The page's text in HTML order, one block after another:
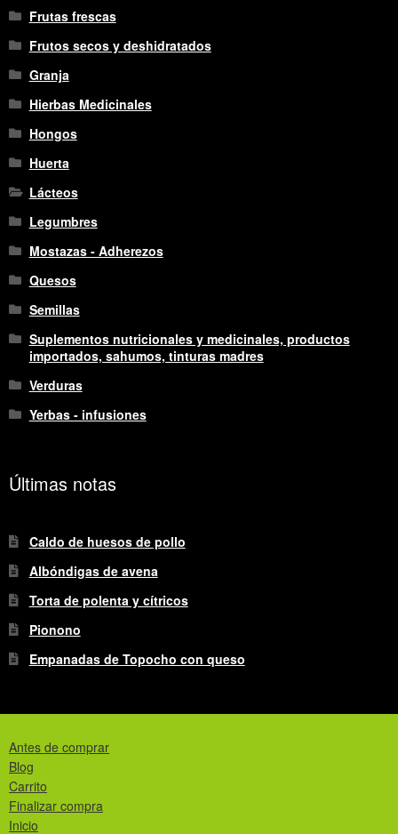
Frutas frescas
Frutos secos y deshidratados
Granja
Hierbas Medicinales
Hongos
Huerta
Lácteos
Legumbres
Mostazas - Adherezos
Quesos
Semillas
Suplementos nutricionales y medicinales, productos
importados, sahumos, tinturas madres
Verduras
Yerbas - infusiones
Últimas notas
Caldo de huesos de pollo
Albóndigas de avena
Torta de polenta y cítricos
Pionono
Empanadas de Topocho con queso
Antes de comprar
Blog
Carrito
Finalizar compra
Inicio